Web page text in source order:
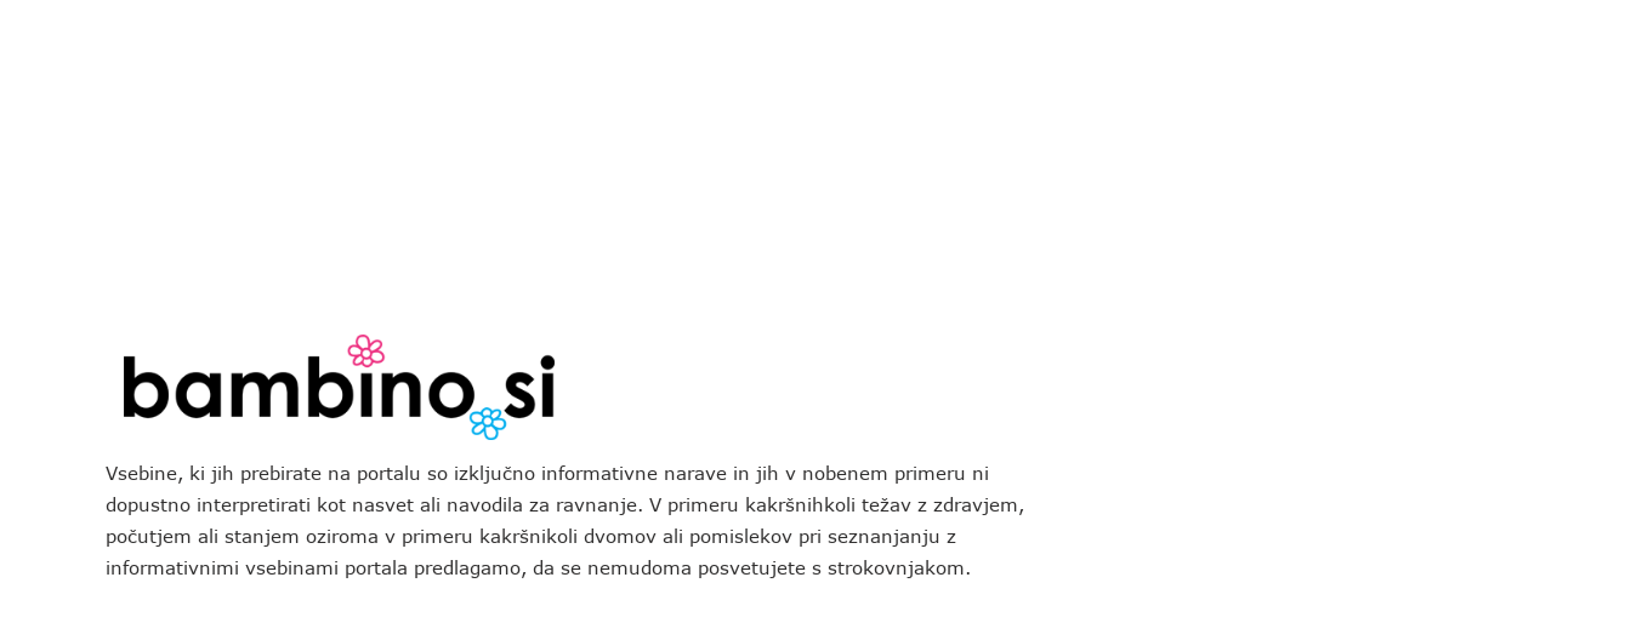
Vsebine, ki jih prebirate na portalu so izključno informativne narave in jih v nobenem primeru ni
dopustno interpretirati kot nasvet ali navodila za ravnanje. V primeru kakršnihkoli težav z zdravjem,
počutjem ali stanjem oziroma v primeru kakršnikoli dvomov ali pomislekov pri seznanjanju z
informativnimi vsebinami portala predlagamo, da se nemudoma posvetujete s strokovnjakom.